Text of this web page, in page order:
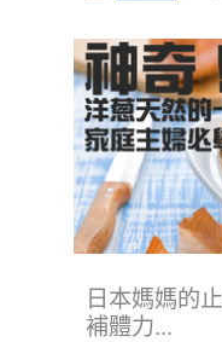
日本媽媽的
補體力...